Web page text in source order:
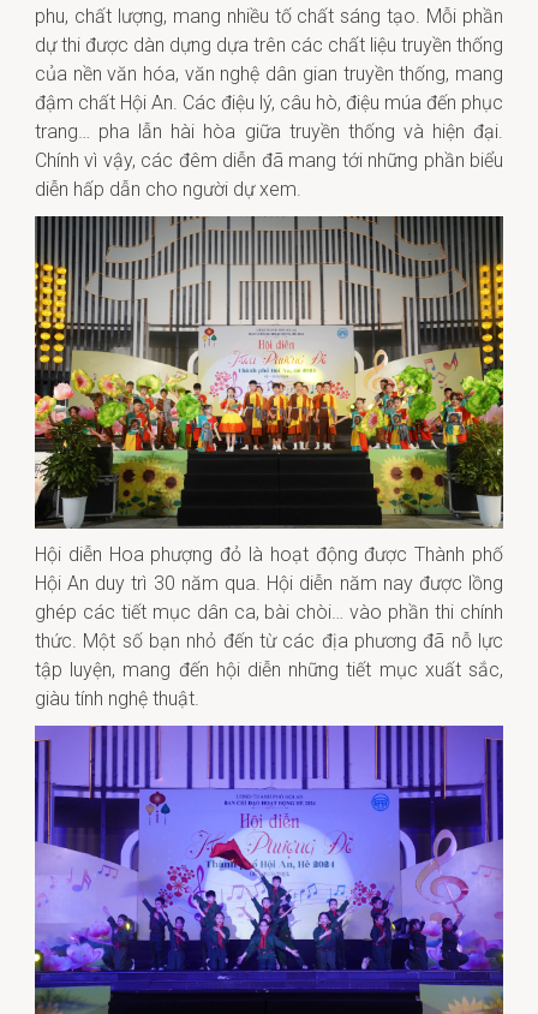
phu, chất lượng, mang nhiều tố chất sáng tạo. Mỗi phần
dự thi được dàn dựng dựa trên các chất liệu truyền thống
của nền văn hóa, văn nghệ dân gian truyền thống, mang
đậm chất Hội An. Các điệu lý, câu hò, điệu múa đến phục
trang… pha lẫn hài hòa giữa truyền thống và hiện đại.
Chính vì vậy, các đêm diễn đã mang tới những phần biểu
diễn hấp dẫn cho người dự xem.
Hội diễn Hoa phượng đỏ là hoạt động được Thành phố
Hội An duy trì 30 năm qua. Hội diễn năm nay được lồng
ghép các tiết mục dân ca, bài chòi… vào phần thi chính
thức. Một số bạn nhỏ đến từ các địa phương đã nỗ lực
tập luyện, mang đến hội diễn những tiết mục xuất sắc,
giàu tính nghệ thuật.